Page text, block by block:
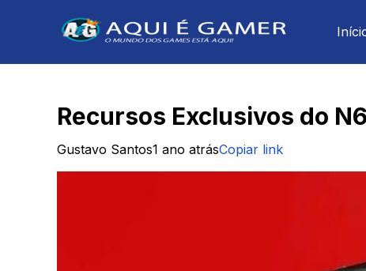
Recursos Exclusivos do
Gustavo Santos1 ano atrásCopiar link